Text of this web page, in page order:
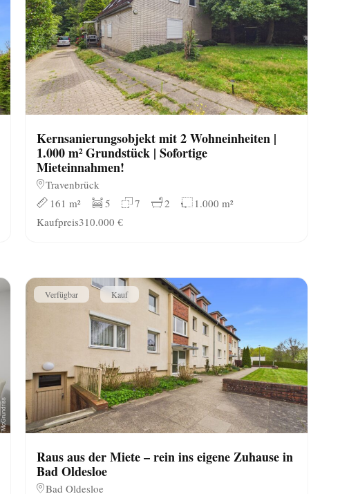
Kernsanierungsobjekt mit 2 Wohneinheiten |
1.000 m² Grundstück | Sofortige
Mieteinnahmen!
Travenbrück
161 m²
5 7 2
1.000 m²
Kaufpreis310.000 €
Verfügbar Kauf
Raus aus der Miete – rein ins eigene Zuhause in
Bad Oldesloe
Bad Oldesloe